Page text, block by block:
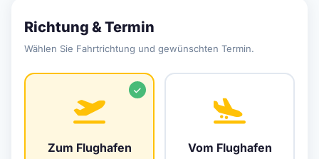
Richtung & Termin
Wählen Sie Fahrtrichtung und gewünschten Termin.
Zum Flughafen Vom Flughafen